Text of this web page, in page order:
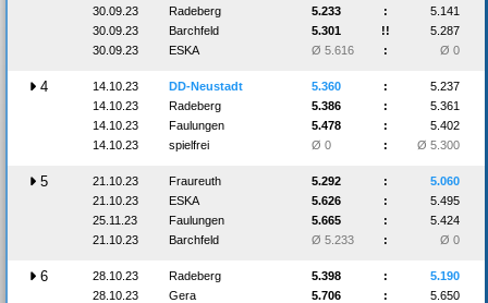
30.09.23
Radeberg 5.233 :
5.141
30.09.23
Barchfeld 5.301 !!
5.287
30.09.23
ESKA Ø 5.616 : Ø 0
4 14.10.23 DD-Neustadt 5.360 :
5.237
14.10.23
Radeberg 5.386 :
5.361
14.10.23
Faulungen 5.478 :
5.402
14.10.23
spielfrei Ø 0 : Ø 5.300
5 21.10.23 Fraureuth 5.292 :
5.060
21.10.23
ESKA 5.626 :
5.495
25.11.23
Faulungen 5.665 :
5.424
21.10.23
Barchfeld Ø 5.233 : Ø 0
6 28.10.23 Radeberg 5.398 :
5.190
28.10.23
Gera 5.706 :
5.650